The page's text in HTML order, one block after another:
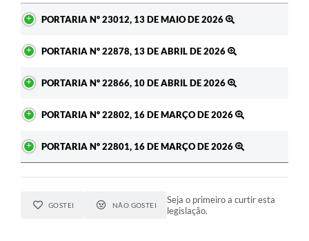
PORTARIA Nº 23012, 13 DE MAIO DE 2026
PORTARIA Nº 22878, 13 DE ABRIL DE 2026
PORTARIA Nº 22866, 10 DE ABRIL DE 2026
PORTARIA Nº 22802, 16 DE MARÇO DE 2026
PORTARIA Nº 22801, 16 DE MARÇO DE 2026
GOSTEI NÃO GOSTEI
Seja o primeiro a curtir esta
legislação.